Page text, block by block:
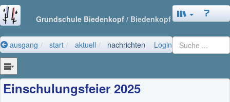
Grundschule Biedenkopf / Biedenkopf
ausgang start aktuell nachrichten Login
Einschulungsfeier 2025